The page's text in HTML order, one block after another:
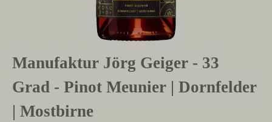
Manufaktur Jörg Geiger - 33
Grad - Pinot Meunier | Dornfelder
| Mostbirne